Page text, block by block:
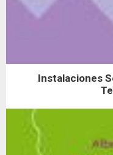
Instalaciones